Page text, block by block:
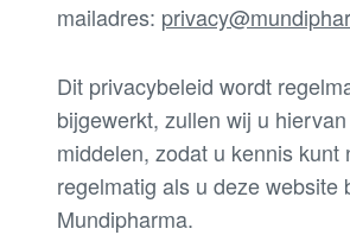
mailadres:
Dit privacybeleid wordt
bijgewerkt, zullen wij u
middelen, zodat u kennis
regelmatig als u deze
Mundipharma.